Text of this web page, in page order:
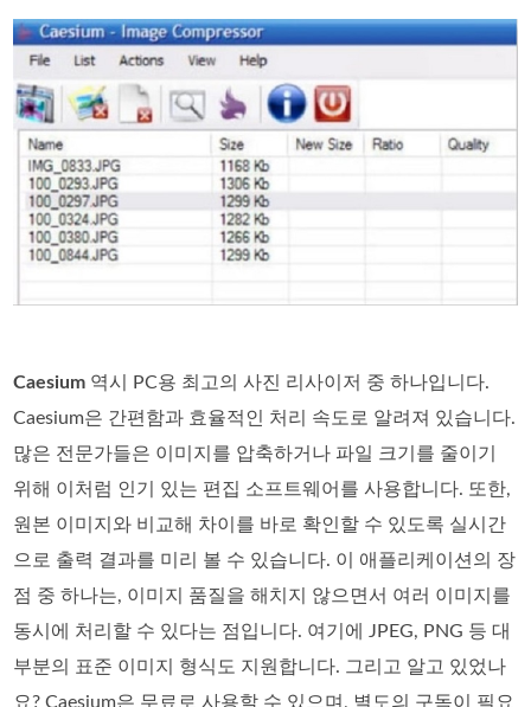
Caesium 역시 PC용 최고의 사진 리사이저 중 하나입니다.
Caesium은 간편함과 효율적인 처리 속도로 알려져 있습니다.
많은 전문가들은 이미지를 압축하거나 파일 크기를 줄이기
위해 이처럼 인기 있는 편집 소프트웨어를 사용합니다. 또한,
원본 이미지와 비교해 차이를 바로 확인할 수 있도록 실시간
으로 출력 결과를 미리 볼 수 있습니다. 이 애플리케이션의 장
점 중 하나는, 이미지 품질을 해치지 않으면서 여러 이미지를
동시에 처리할 수 있다는 점입니다. 여기에 JPEG, PNG 등 대
부분의 표준 이미지 형식도 지원합니다. 그리고 알고 있었나
요? Caesium은 무료로 사용할 수 있으며, 별도의 구독이 필요